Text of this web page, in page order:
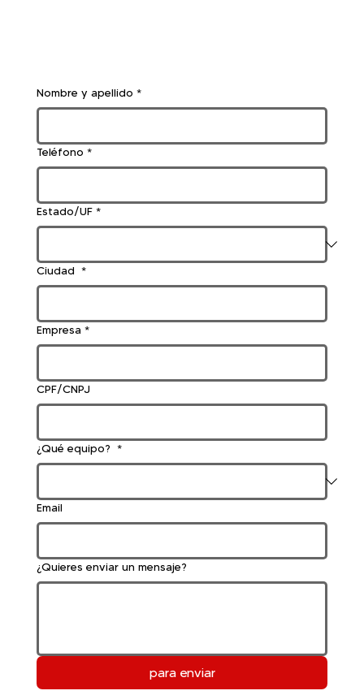
Nombre y apellido *
Teléfono *
Estado/UF *
Ciudad *
Empresa *
CPF/CNPJ
¿Qué equipo? *
Email
¿Quieres enviar un mensaje?
para enviar